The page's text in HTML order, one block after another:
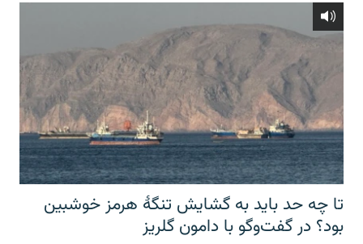
تا چه حد باید به گشایش تنگهٔ هرمز خوشبین
بود؟ در گفت‌وگو با دامون گلریز